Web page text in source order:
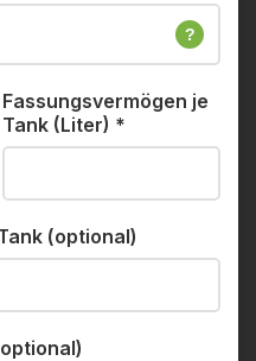
?
Fassungsvermögen je
Tank (Liter) *
(optional)